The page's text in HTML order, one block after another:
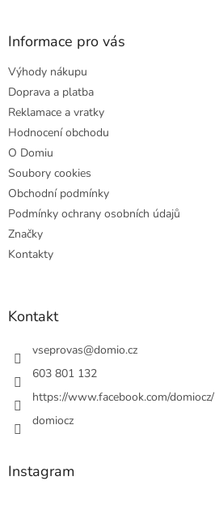
Informace pro vás
Výhody nákupu
Doprava a platba
Reklamace a vratky
Hodnocení obchodu
O Domiu
Soubory cookies
Obchodní podmínky
Podmínky ochrany osobních údajů
Značky
Kontakty
Kontakt
vseprovas@domio.cz
603 801 132
https://www.facebook.com/domiocz/
domiocz
Instagram